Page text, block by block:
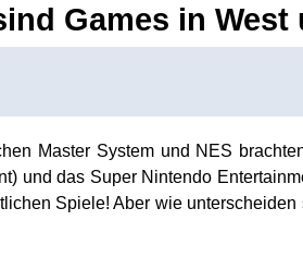
Games in West
Master System und NES
und das Super Nintendo
Spiele! Aber wie